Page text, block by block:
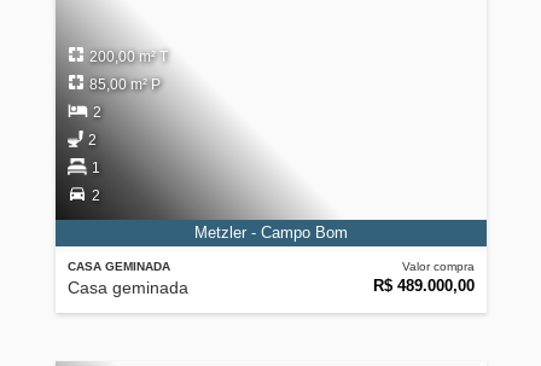
CASA GEMINADA
Casa geminada
Valor compra
R$ 489.000,00
200,00 m² T
85,00 m² P
2
2
1
2
Metzler - Campo Bom